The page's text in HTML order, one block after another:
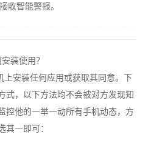
收智能警报。
装使用？
安装任何应用或获取其同意。下
式，以下方法均不会被对方发现知
控他的一举一动所有手机动态，方
其一即可：